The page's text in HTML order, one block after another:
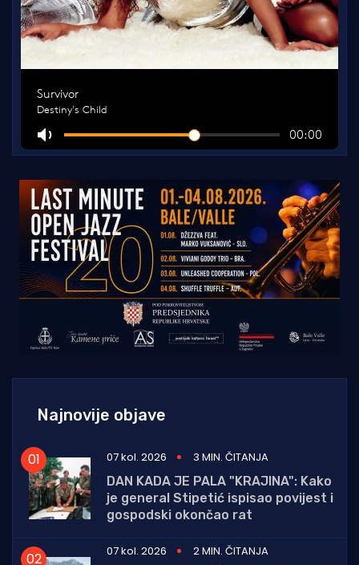
Najnovije objave
07 kol. 2026
3 MIN. ČITANJA
DAN KADA JE PALA "KRAJINA": Kako
je general Stipetić ispisao povijest i
gospodski okončao rat
07 kol. 2026
2 MIN. ČITANJA